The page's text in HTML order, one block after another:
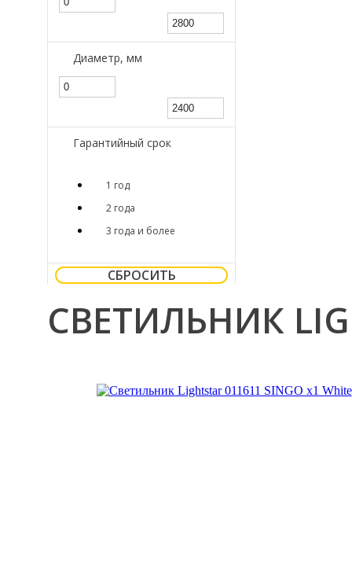
Диаметр, мм
Гарантийный срок
1 год
2 года
3 года и более
СБРОСИТЬ
СВЕТИЛЬНИК